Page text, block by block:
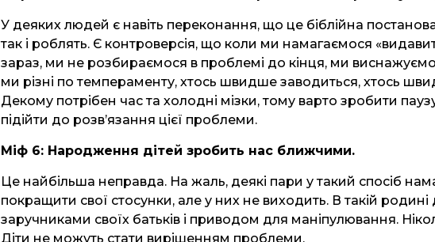
У деяких людей є навіть переконання, що це біблійна
так і роблять. Є контроверсія, що коли ми намагаємося
зараз, ми не розбираємося в проблемі до кінця, ми
ми різні по темпераменту, хтось швидше заводиться, хтось
Декому потрібен час та холодні мізки, тому варто зробити
підійти до розв’язання цієї проблеми.
Міф 6: Народження дітей зробить нас ближчими.
Це найбільша неправда. На жаль, деякі пари у такий спосіб
покращити свої стосунки, але у них не виходить. В такій родині
заручниками своїх батьків і приводом для маніпулювання.
Діти не можуть стати вирішенням проблеми.